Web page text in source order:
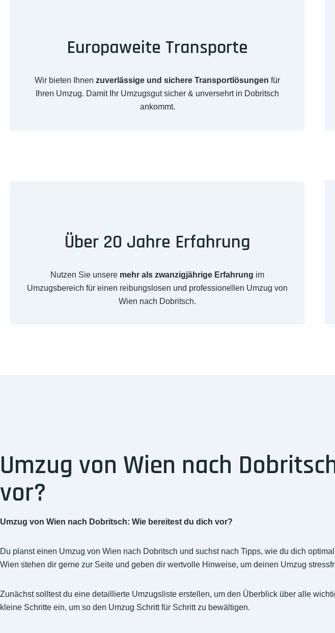
Europaweite Transporte
Wir bieten Ihnen zuverlässige und sichere Transportlösungen für
Ihren Umzug. Damit Ihr Umzugsgut sicher & unversehrt in Dobritsch
ankommt.
Über 20 Jahre Erfahrung
Nutzen Sie unsere mehr als zwanzigjährige Erfahrung im
Umzugsbereich für einen reibungslosen und professionellen Umzug von
Wien nach Dobritsch.
Umzug von Wien nach
vor?
Umzug von Wien nach Dobritsch: Wie bereitest du dich vor?
Du planst einen Umzug von Wien nach Dobritsch und suchst nach Tipps, wie du dich
Wien stehen dir gerne zur Seite und geben dir wertvolle Hinweise, um deinen Umzug
Zunächst solltest du eine detaillierte Umzugsliste erstellen, um den Überblick über alle
kleine Schritte ein, um so den Umzug Schritt für Schritt zu bewältigen.